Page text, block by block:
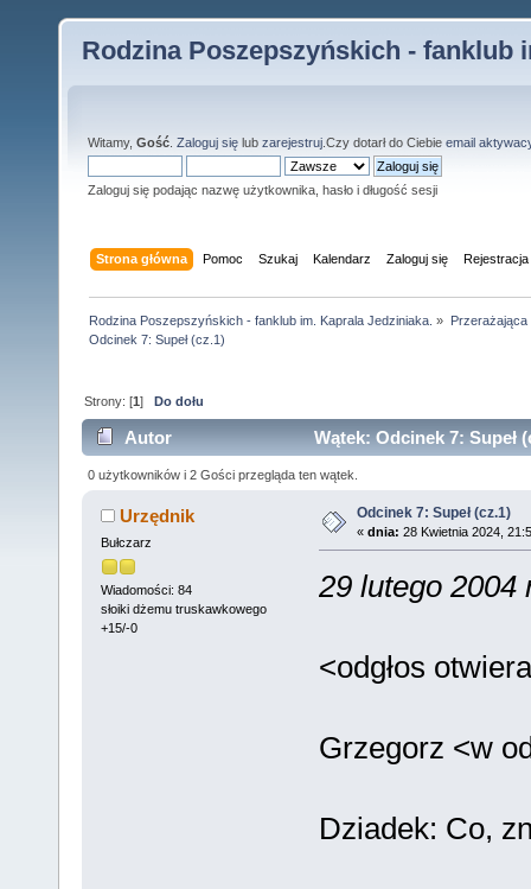
Rodzina Poszepszyńskich - fanklub
Witamy, Gość Zaloguj się lub zarejestruj .Czy dotarł do Ciebie email
Zaloguj się podając nazwę użytkownika, hasło i długość sesji
Strona główna Pomoc Szukaj Kalendarz Zaloguj się Rejestracja
Rodzina Poszepszyńskich - fanklub im. Kaprala Jedziniaka. » Przerażająca
Odcinek 7: Supeł (cz.1)
Strony: [1]Do dołu
Autor Wątek: Odcinek 7: Supeł
0 użytkowników i 2 Gości przegląda ten wątek.
Urzędnik
Bułczarz
Wiadomości: 84
słoiki dżemu truskawkowego
+15/-0
Odcinek 7: Supeł (cz.1)
« dnia: 28 Kwietnia 2024,
29 lutego 2004
<odgłos
Grzegorz <w
Dziadek: Co,